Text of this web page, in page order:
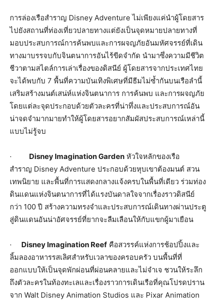
การล่องเรือสำราญ Disney Adventure ไม่เพียงแค่นำผู้โดยสาร
ไปยังสถานที่ท่องเที่ยวปลายทางแต่ยังเป็นจุดหมายปลายทางที่
มอบประสบการณ์การค้นพบและการผจญภัยอันมหัศจรรย์ที่เดิน
ทางมาบรรจบกับจินตนาการอันไร้ขีดจำกัด นำมาซึ่งความมีชีวิต
ชีวาตามสไตล์การเล่าเรื่องของดิสนีย์ ผู้โดยสารจากประเทศไทย
จะได้พบกับ 7 พื้นที่ความบันเทิงพิเศษที่มีธีมไม่ซ้ำกันบนเรือลำนี้
เสริมสร้างมนต์เสน่ห์แห่งจินตนาการ การค้นพบ และการผจญภัย
โดยแต่ละจุดประกอบด้วยตัวละครที่น่าทึ่งและประสบการณ์อัน
น่าจดจำมากมายทำให้ผู้โดยสารอยากสัมผัสประสบการณ์เหล่านี้
แบบไม่รู้จบ
· Disney Imagination Garden หัวใจหลักของเรือ
สำราญ Disney Adventure ประกอบด้วยหุบเขาต้องมนต์ สวน
เทพนิยาย และพื้นที่การแสดงกลางแจ้งครบในพื้นที่เดียว ร่วมท่อง
ดินแดนแห่งจินตนาการที่ได้แรงบันดาลใจจากเรื่องราวดิสนีย์
กว่า 100 ปี สร้างความทรงจำและประสบการณ์เดินทางผ่านประตู
สู่ดินแดนอันน่าอัศจรรย์ที่ยากจะลืมเลือนให้กับแขกผู้มาเยือน
· Disney Imagination Reef คือสวรรค์แห่งการช้อปปิ้งและ
ลิ้มลองอาหารรสเลิศสำหรับเวลาของครอบครัว บนพื้นที่ที่
ออกแบบให้เป็นจุดพักผ่อนที่ผ่อนคลายและไม่จำเจ ชวนให้ระลึก
ถึงตัวละครในท้องทะเลและเรื่องราวการเดินเรือที่คุณโปรดปราน
จาก Walt Disney Animation Studios และ Pixar Animation